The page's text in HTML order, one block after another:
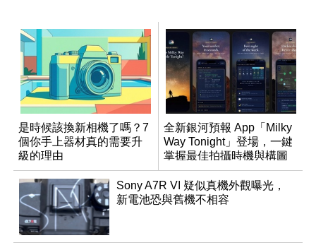
是時候該換新相機了嗎？7
個你手上器材真的需要升
級的理由
全新銀河預報 App「Milky
Way Tonight」登場，一鍵
掌握最佳拍攝時機與構圖
Sony A7R VI 疑似真機外觀曝光，
新電池恐與舊機不相容